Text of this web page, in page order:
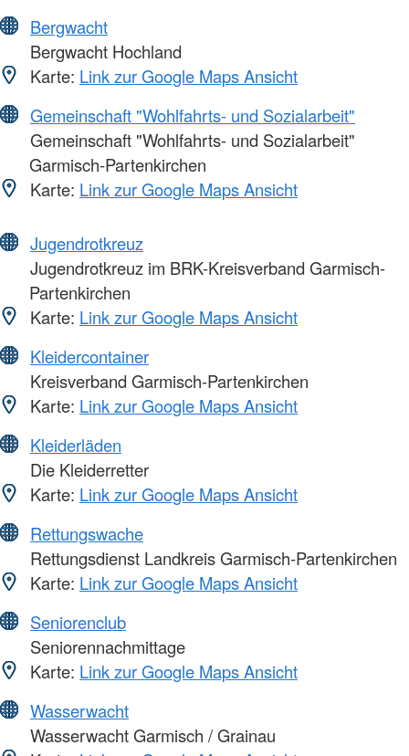
Bergwacht
Bergwacht Hochland
Karte: Link zur Google Maps Ansicht
Gemeinschaft "Wohlfahrts- und Sozialarbeit"
Gemeinschaft "Wohlfahrts- und Sozialarbeit"
Garmisch-Partenkirchen
Karte: Link zur Google Maps Ansicht
Jugendrotkreuz
Jugendrotkreuz im BRK-Kreisverband Garmisch-
Partenkirchen
Karte: Link zur Google Maps Ansicht
Kleidercontainer
Kreisverband Garmisch-Partenkirchen
Karte: Link zur Google Maps Ansicht
Kleiderläden
Die Kleiderretter
Karte: Link zur Google Maps Ansicht
Rettungswache
Rettungsdienst Landkreis Garmisch-Partenkirchen
Karte: Link zur Google Maps Ansicht
Seniorenclub
Seniorennachmittage
Karte: Link zur Google Maps Ansicht
Wasserwacht
Wasserwacht Garmisch / Grainau